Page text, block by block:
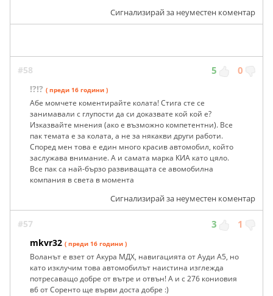
Сигнализирай за неуместен коментар
#58 5 0
!?!? ( преди 16 години )
Абе момчете коментирайте колата! Стига сте се
занимавали с глупости да си доказвате кой кой е?
Изказвайте мнения (ако е възможно компетентни). Все
пак темата е за колата, а не за някакви други работи.
Според мен това е един много красив автомобил, който
заслужава внимание. А и самата марка КИА като цяло.
Все пак са най-бързо развиващата се авомобилна
компания в света в момента
Сигнализирай за неуместен коментар
#57 3 1
mkvr32 ( преди 16 години )
Воланът е взет от Акура МДХ, навигацията от Ауди А5, но
като изклучим това автомобилът наистина изглежда
потресаващо добре от вътре и отвън! А и с 276 кониовия
в6 от Соренто ще върви доста добре :)